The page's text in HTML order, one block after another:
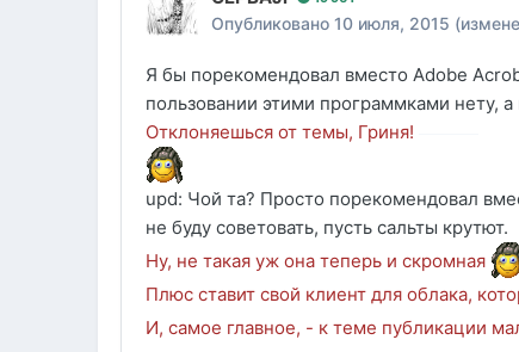
Опубликовано10 июля, 2015
Я бы порекомендовал вместо Adobe
пользовании этими программками нету,
Отклоняешься от темы, Гриня!
upd: Чой та? Просто порекомендовал
не буду советовать, пусть сальты крутют.
Ну, не такая уж она теперь и скромная
Плюс ставит свой клиент для облака,
И, самое главное, - к теме публикации